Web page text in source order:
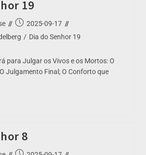
19
2025-09-17
/ Dia do Senhor 19
para Julgar os Vivos e os Mortos: O
Julgamento Final; O Conforto que
8